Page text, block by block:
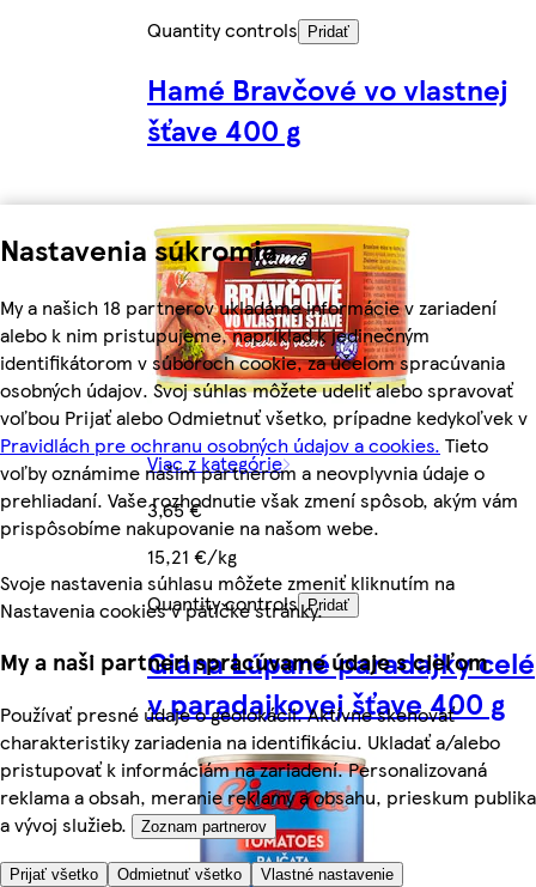
Nastavenia súkromia
My a našich 18 partnerov ukladáme informácie v zariadení
alebo k nim pristupujeme, napríklad k jedinečným
identifikátorom v súboroch cookie, za účelom spracúvania
osobných údajov. Svoj súhlas môžete udeliť alebo spravovať
voľbou Prijať alebo Odmietnuť všetko, prípadne kedykoľvek v
Pravidlách pre ochranu osobných údajov a cookies. Tieto
voľby oznámime našim partnerom a neovplyvnia údaje o
prehliadaní. Vaše rozhodnutie však zmení spôsob, akým vám
prispôsobíme nakupovanie na našom webe.
Svoje nastavenia súhlasu môžete zmeniť kliknutím na
Nastavenia cookies v pätičke stránky.
My a naši partneri spracúvame údaje s cieľom
Používať presné údaje o geolokácii. Aktívne skenovať
charakteristiky zariadenia na identifikáciu. Ukladať a/alebo
pristupovať k informáciám na zariadení. Personalizovaná
reklama a obsah, meranie reklamy a obsahu, prieskum publika
a vývoj služieb.
Zoznam partnerov
Prijať všetko Odmietnuť všetko Vlastné nastavenie
Quantity controls
Pridať
Hamé Bravčové vo vlastnej
šťave 400 g
Viac z kategórie
3,65 €
15,21 €/kg
Quantity controls Pridať
Giana Lúpané paradajky celé
v paradajkovej šťave 400 g